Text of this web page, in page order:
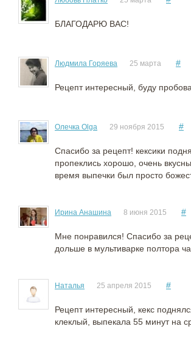
БЛАГОДАРЮ ВАС!
Людмила Горяева 25 марта #
Рецепт интересный, буду
Олечка Olga 29 ноября 2015 #
Спасибо за рецепт! кексики
пропеклись хорошо, очень
время выпечки был просто
Ирина Анашина 8 июня 2015 #
Мне понравился! Спасибо за
дольше в мультиварке полтора
Наталья 25 апреля 2015 #
Рецепт интересный, кекс
клеклый, выпекала 55 минут на